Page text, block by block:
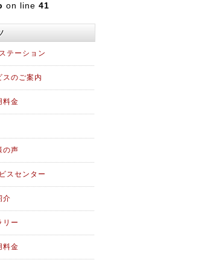
on line 41
テーション
スのご案内
料金
の声
スセンター
介
リー
料金